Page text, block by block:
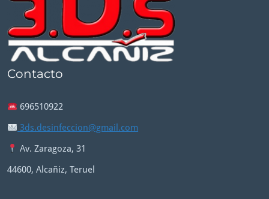
Contacto
696510922
3ds.desinfeccion@gmail.com
Av. Zaragoza, 31
44600, Alcañiz, Teruel